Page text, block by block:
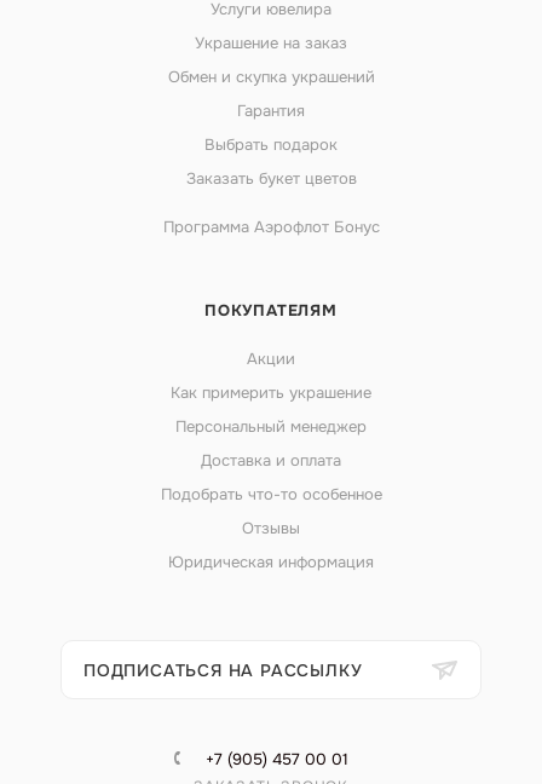
Услуги ювелира
Украшение на заказ
Обмен и скупка украшений
Гарантия
Выбрать подарок
Заказать букет цветов
Программа Аэрофлот Бонус
ПОКУПАТЕЛЯМ
Акции
Как примерить украшение
Персональный менеджер
Доставка и оплата
Подобрать что-то особенное
Отзывы
Юридическая информация
ПОДПИСАТЬСЯ НА РАССЫЛКУ
+7 (905) 457 00 01